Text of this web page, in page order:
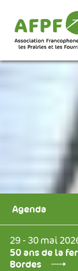
Agenda
29 - 30 mai
50 ans de la
Bordes